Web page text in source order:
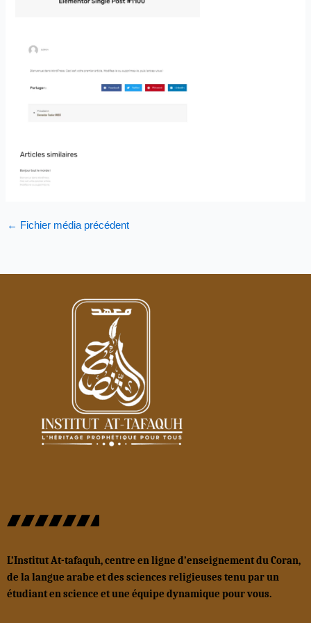
← Fichier média précédent
L’Institut At-tafaquh, centre en ligne d’enseignement du Coran,
de la langue arabe et des sciences religieuses tenu par un
étudiant en science et une équipe dynamique pour vous.